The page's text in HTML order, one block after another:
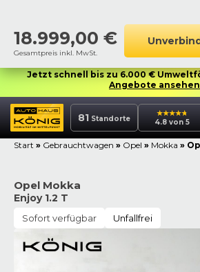
18.999,00 €
Gesamtpreis inkl. MwSt.
Jetzt schnell bis zu 6.000 €
Angebote ansehen
81 Standorte 4.8 von 5
Start » Gebrauchtwagen » Opel » Mokka »
Opel Mokka
Enjoy 1.2 T
Sofort verfügbar Unfallfrei